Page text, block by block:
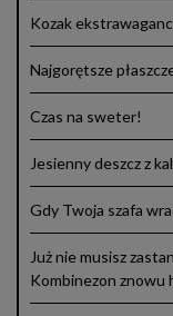
Kozak
Najgorętsze
Czas na sweter!
Jesienny deszcz z
Gdy Twoja szafa
Już nie musisz
Kombinezon znowu